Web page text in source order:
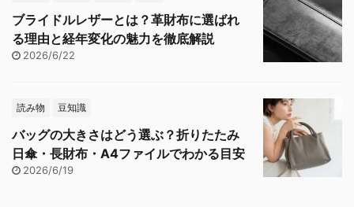
ブライドルレザーとは？革財布に選ばれ
る理由と経年変化の魅力を徹底解説
2026/6/22
読み物 豆知識
バッグの大きさはどう選ぶ？折りたたみ
日傘・長財布・A4ファイルでわかる目安
2026/6/19